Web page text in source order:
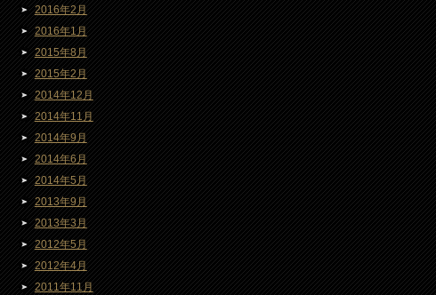
2016年2月
2016年1月
2015年8月
2015年2月
2014年12月
2014年11月
2014年9月
2014年6月
2014年5月
2013年9月
2013年3月
2012年5月
2012年4月
2011年11月